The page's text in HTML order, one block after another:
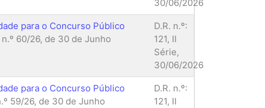
30/06/2026
para o Concurso Público
60/26, de 30 de Junho
D.R. n.º:
121, II
Série,
30/06/2026
para o Concurso Público
59/26, de 30 de Junho
D.R. n.º:
121, II